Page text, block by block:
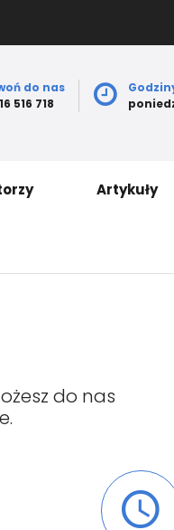
do nas
516 718
Artykuły
do nas